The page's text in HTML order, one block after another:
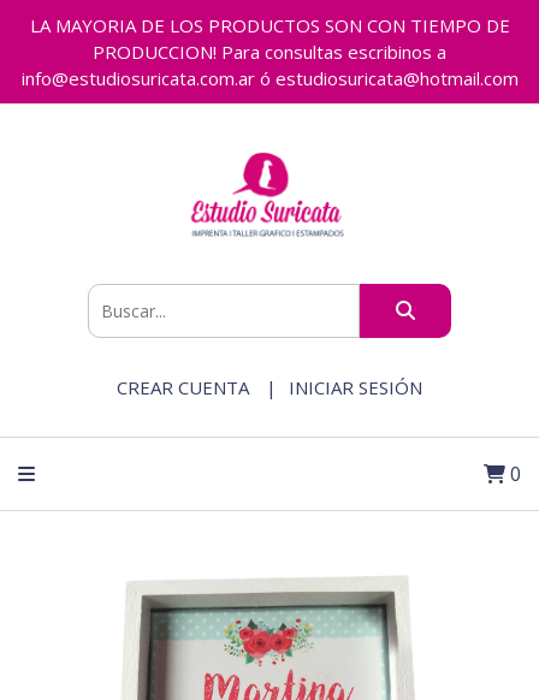
LA MAYORIA DE LOS PRODUCTOS SON CON TIEMPO DE
PRODUCCION! Para consultas escribinos a
info@estudiosuricata.com.ar ó estudiosuricata@hotmail.com
CREAR CUENTA INICIAR SESIÓN
0